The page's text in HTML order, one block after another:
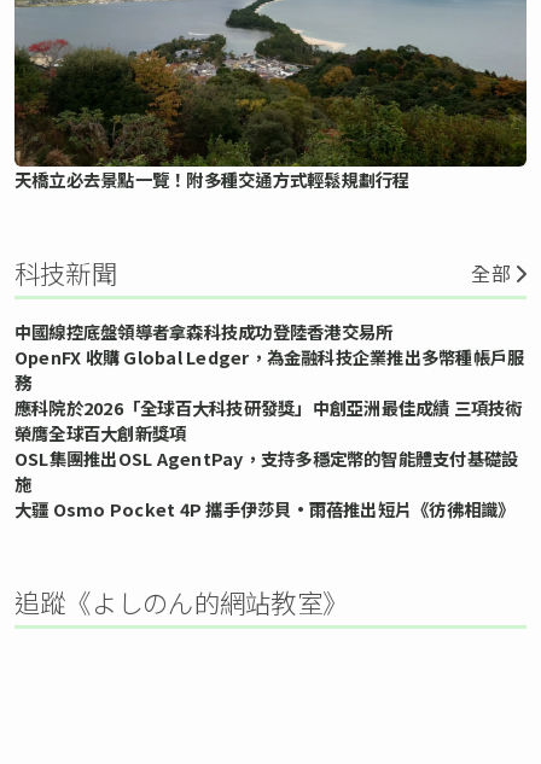
天橋立必去景點一覽！附多種交通方式輕鬆規劃行程
科技新聞 全部
中國線控底盤領導者拿森科技成功登陸香港交易所
OpenFX 收購 Global Ledger，為金融科技企業推出多幣種帳戶服
務
應科院於2026「全球百大科技研發獎」中創亞洲最佳成績 三項技術
榮膺全球百大創新獎項
OSL集團推出OSL AgentPay，支持多穩定幣的智能體支付基礎設
施
大疆 Osmo Pocket 4P 攜手伊莎貝•雨蓓推出短片《彷彿相識》
追蹤《よしのん的網站教室》